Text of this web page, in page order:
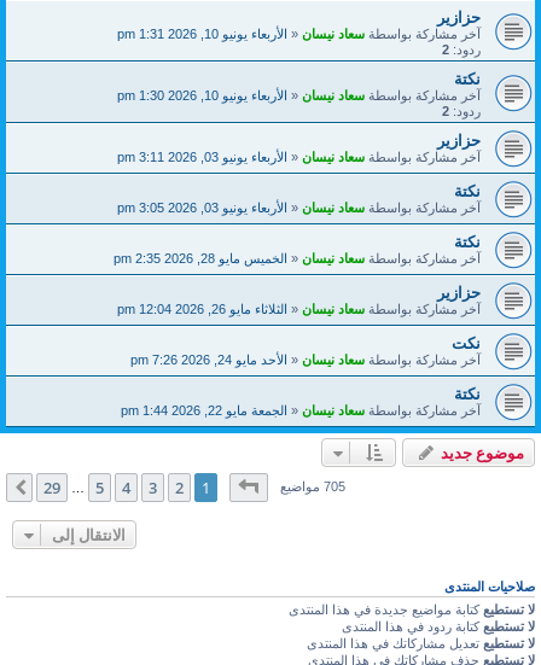
حزازير
آخر مشاركة بواسطةسعاد نيسان«الأربعاء يونيو 10, 2026 1:31 pm
ردود: 2
نكتة
آخر مشاركة بواسطةسعاد نيسان«الأربعاء يونيو 10, 2026 1:30 pm
ردود: 2
حزازير
آخر مشاركة بواسطةسعاد نيسان«الأربعاء يونيو 03, 2026 3:11 pm
نكتة
آخر مشاركة بواسطةسعاد نيسان«الأربعاء يونيو 03, 2026 3:05 pm
نكتة
آخر مشاركة بواسطةسعاد نيسان«الخميس مايو 28, 2026 2:35 pm
حزازير
آخر مشاركة بواسطةسعاد نيسان«الثلاثاء مايو 26, 2026 12:04 pm
نكت
آخر مشاركة بواسطةسعاد نيسان«الأحد مايو 24, 2026 7:26 pm
نكتة
آخر مشاركة بواسطةسعاد نيسان«الجمعة مايو 22, 2026 1:44 pm
موضوع جديد
705 مواضيعصفحة1من29
1
2
3
4
5
29 التالي
الانتقال إلى
صلاحيات المنتدى
لا تستطيعكتابة مواضيع جديدة في هذا المنتدى
لا تستطيعكتابة ردود في هذا المنتدى
لا تستطيعتعديل مشاركاتك في هذا المنتدى
لا تستطيعحذف مشاركاتك في هذا المنتدى